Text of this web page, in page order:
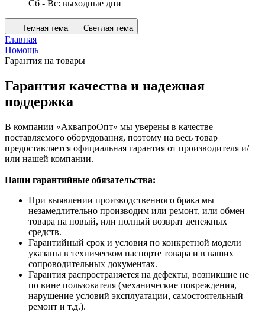
Сб - Вс: выходные дни
Темная тема Светлая тема
Главная
Помощь
Гарантия на товары
Гарантия качества и надежная
поддержка
В компании «АквапроОпт» мы уверены в качестве
поставляемого оборудования, поэтому на весь товар
предоставляется официальная гарантия от производителя и/
или нашей компании.
Наши гарантийные обязательства:
При выявлении производственного брака мы
незамедлительно производим или ремонт, или обмен
товара на новый, или полный возврат денежных
средств.
Гарантийный срок и условия по конкретной модели
указаны в техническом паспорте товара и в ваших
сопроводительных документах.
Гарантия распространяется на дефекты, возникшие не
по вине пользователя (механические повреждения,
нарушение условий эксплуатации, самостоятельный
ремонт и т.д.).